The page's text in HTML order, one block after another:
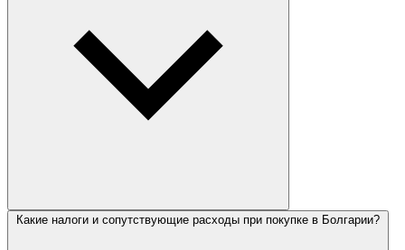
Какие налоги и сопутствующие расходы при покупке в Болгарии?